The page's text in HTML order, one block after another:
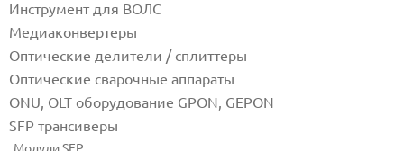
Инструмент для ВОЛС
Медиаконвертеры
Оптические делители / сплиттеры
Оптические сварочные аппараты
ONU, OLT оборудование GPON, GEPON
SFP трансиверы